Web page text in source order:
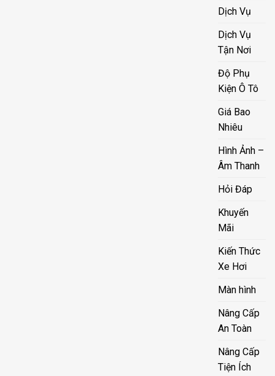
Dịch Vụ
Dịch Vụ
Tận Nơi
Độ Phụ
Kiện Ô Tô
Giá Bao
Nhiêu
Hình Ảnh –
Âm Thanh
Hỏi Đáp
Khuyến
Mãi
Kiến Thức
Xe Hơi
Màn hình
Nâng Cấp
An Toàn
Nâng Cấp
Tiện Ích